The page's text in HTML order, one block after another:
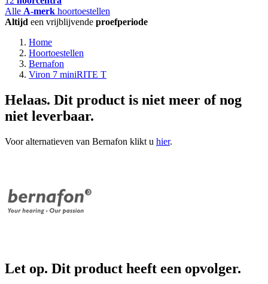
Alle A-merk hoortoestellen
Altijd een vrijblijvende proefperiode
Home
Hoortoestellen
Bernafon
Viron 7 miniRITE T
Helaas. Dit product is niet meer of nog
niet leverbaar.
Voor alternatieven van Bernafon klikt u hier.
Let op. Dit product heeft een opvolger.